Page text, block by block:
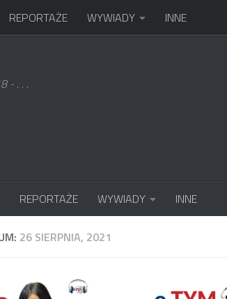
REPORTAŻE WYWIADY INNE
- . . .
REPORTAŻE WYWIADY INNE
26 SIERPNIA, 2021